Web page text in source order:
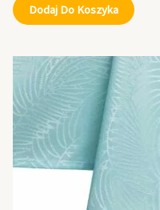
Dodaj Do Koszyka